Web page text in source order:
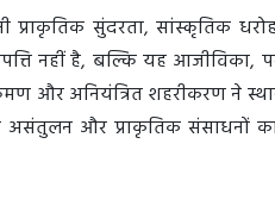
प्राकृतिक सुंदरता, सांस्कृतिक
नहीं है, बल्कि यह आजीविका,
और अनियंत्रित शहरीकरण ने
और प्राकृतिक संसाधनों